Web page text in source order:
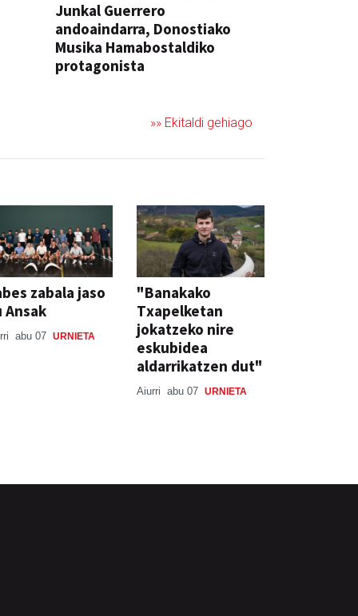
Junkal Guerrero
andoaindarra, Donostiako
Musika Hamabostaldiko
protagonista
»» Ekitaldi gehiago
zabala jaso
Ansak
abu 07 URNIETA
"Banakako
Txapelketan
jokatzeko nire
eskubidea
aldarrikatzen dut"
Aiurri abu 07 URNIETA